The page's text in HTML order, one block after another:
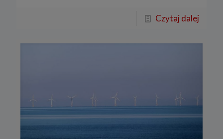
Czytaj dalej